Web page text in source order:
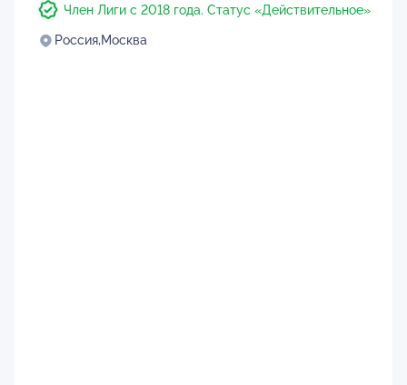
Член Лиги с 2018 года. Статус «Действительное»
Россия,Москва